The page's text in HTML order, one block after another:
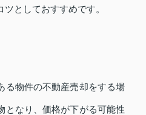
としておすすめです。
る物件の不動産売却をする場
となり、価格が下がる可能性